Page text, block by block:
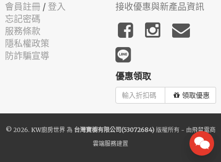
會員註冊 / 登入
忘記密碼
服務條款
隱私權政策
防詐騙宣導
接收優惠與新產品資訊
優惠領取
領取優惠
© 2026. KW廚房世界為 台灣寶櫥有限公司(53072684)版權所有 - 由飛鼠電商
雲端服務建置